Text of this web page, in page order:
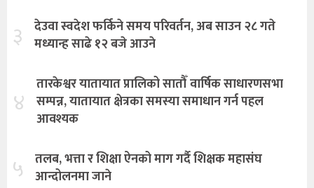
३ देउवा स्वदेश फर्किने समय परिवर्तन, अब साउन २८ गते
मध्यान्ह साढे १२ बजे आउने
४
तारकेश्वर यातायात प्रालिको सातौँ वार्षिक साधारणसभा
सम्पन्न, यातायात क्षेत्रका समस्या समाधान गर्न पहल
आवश्यक
५ तलब, भत्ता र शिक्षा ऐनको माग गर्दै शिक्षक महासंघ
आन्दोलनमा जाने